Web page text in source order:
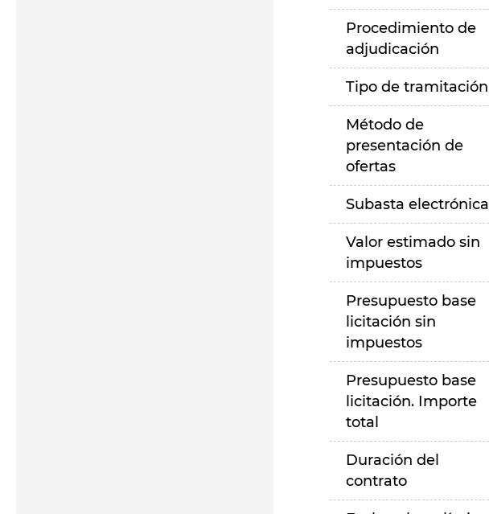
Procedimiento de
adjudicación
Tipo de tramitación
Método de
presentación de
ofertas
Subasta electrónica
Valor estimado sin
impuestos
Presupuesto base
licitación sin
impuestos
Presupuesto base
licitación. Importe
total
Duración del
contrato